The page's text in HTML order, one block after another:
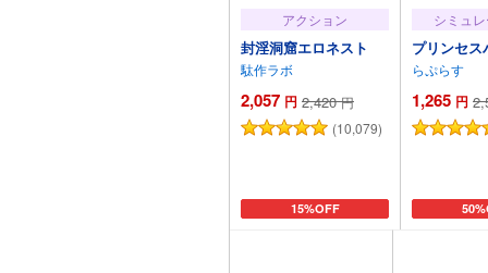
アクション
封淫洞窟エロネスト
駄作ラボ
2,057 円 2,420 円
(10,079)
15%OFF
カートに追加
シミュ
プリンセス
らぷらす
1,265 円
カー